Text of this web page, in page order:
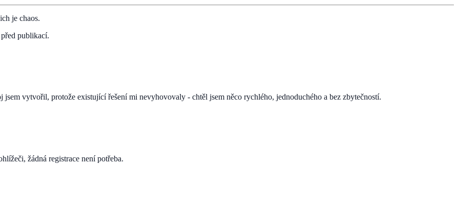
je chaos.
publikací.
vytvořil, protože existující řešení mi nevyhovovaly - chtěl jsem něco rychlého, jednoduchého a bez zbytečností.
žádná registrace není potřeba.